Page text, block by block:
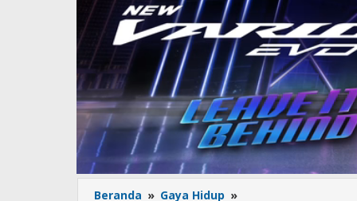
Beranda » Gaya Hidup »